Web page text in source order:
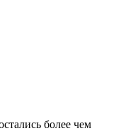
более чем